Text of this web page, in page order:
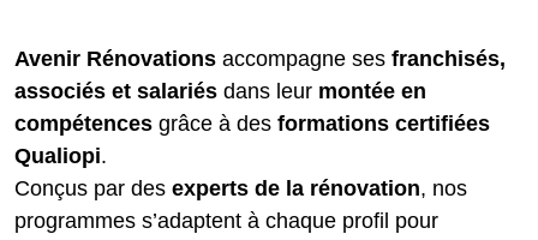
Avenir Rénovations accompagne ses franchisés,
associés et salariés dans leur montée en
compétences grâce à des formations certifiées
Qualiopi.
Conçus par des experts de la rénovation, nos
programmes s’adaptent à chaque profil pour